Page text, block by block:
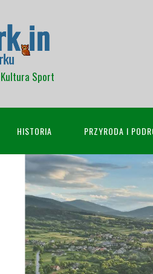
Sport
HISTORIA PRZYRODA I